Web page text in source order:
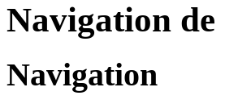
Navigation de
Navigation